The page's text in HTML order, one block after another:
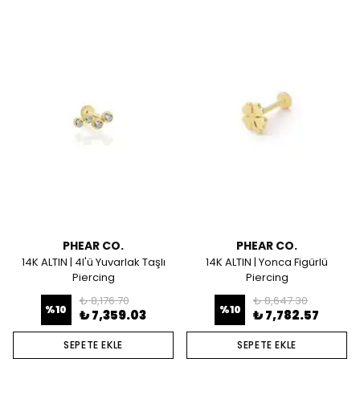
PHEAR CO.
14K ALTIN | 4l'ü Yuvarlak Taşlı
Piercing
%10
₺ 8,176.70
₺ 7,359.03
SEPETE EKLE
PHEAR CO.
14K ALTIN | Yonca Figürlü
Piercing
%10
₺ 8,647.30
₺ 7,782.57
SEPETE EKLE